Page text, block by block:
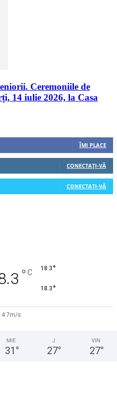
Ceremoniile de
14 iulie 2026, la Casa
ÎMI PLACE
CONECTAȚI-VĂ
CONECTAȚI-VĂ
° C 18.3 °
18.3 °
4.7m/s
MIE
31 °
J
27°
VIN
27°